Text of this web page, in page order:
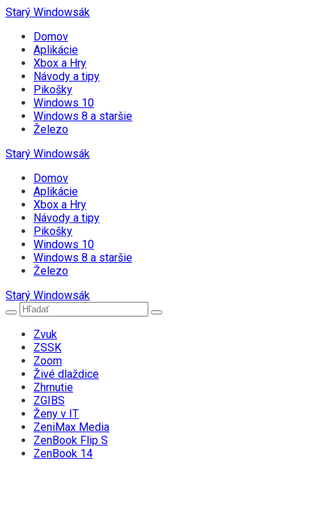
Starý Windowsák
Domov
Aplikácie
Xbox a Hry
Návody a tipy
Pikošky
Windows 10
Windows 8 a staršie
Železo
Starý Windowsák
Domov
Aplikácie
Xbox a Hry
Návody a tipy
Pikošky
Windows 10
Windows 8 a staršie
Železo
Starý Windowsák
Zvuk
ZSSK
Zoom
Živé dlaždice
Zhrnutie
ZGIBS
Ženy v IT
ZeniMax Media
ZenBook Flip S
ZenBook 14